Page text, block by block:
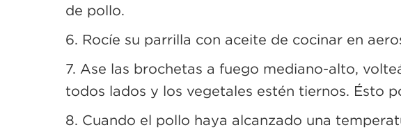
de pollo.
6. Rocíe su parrilla con aceite de cocinar en
7. Ase las brochetas a fuego mediano-alto,
todos lados y los vegetales estén tiernos. Ésto
8. Cuando el pollo haya alcanzado una